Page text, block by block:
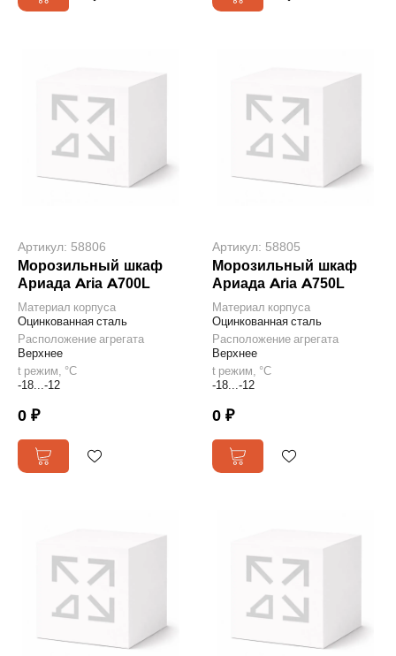
Артикул: 58806
Морозильный шкаф
Ариада Aria A700L
Материал корпуса
Оцинкованная сталь
Расположение агрегата
Верхнее
t режим, °С
-18...-12
0 ₽
Артикул: 58805
Морозильный шкаф
Ариада Aria A750L
Материал корпуса
Оцинкованная сталь
Расположение агрегата
Верхнее
t режим, °С
-18...-12
0 ₽